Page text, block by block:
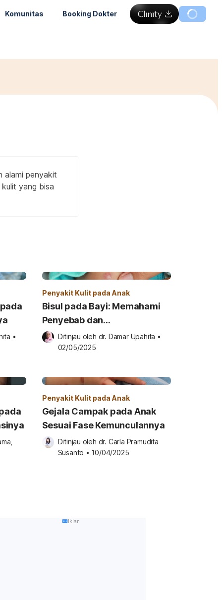
Komunitas Booking Dokter
alami penyakit
yang bisa
•
Penyakit Kulit pada Anak
Bisul pada Bayi: Memahami
Penyebab dan
Penanganannya
Ditinjau oleh dr. Damar Upahita •
02/05/2025
Penyakit Kulit pada Anak
Gejala Campak pada Anak
Sesuai Fase Kemunculannya
Ditinjau oleh dr. Carla Pramudita
Susanto • 10/04/2025
Iklan